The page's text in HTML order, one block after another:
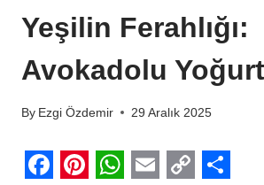
Yeşilin Ferahlığı:
Avokadolu
By Ezgi Özdemir 29 Aralık 2025